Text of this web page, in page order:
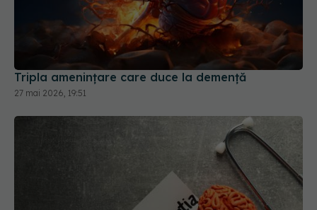
Tripla amenințare care duce la demență
27 mai 2026, 19:51